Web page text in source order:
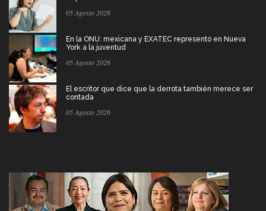
05 Agosto 2026
En la ONU: mexicana y EXATEC representó en Nueva
York a la juventud
05 Agosto 2026
El escritor que dice que la derrota también merece ser
contada
05 Agosto 2026